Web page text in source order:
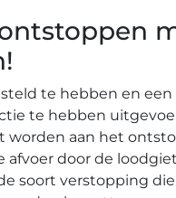
te hebben en een
te hebben
worden aan het
afvoer door de
soort verstopping die